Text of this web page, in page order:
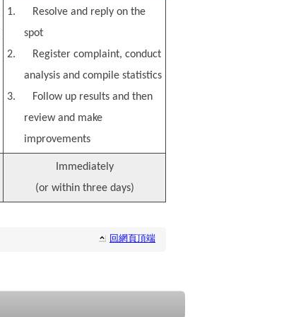
1.
Resolve and reply on the
spot
2.
Register complaint, conduct
analysis and compile statistics
3.
Follow up results and then
review and make
improvements
Immediately
(or within three days)
回網頁頂端